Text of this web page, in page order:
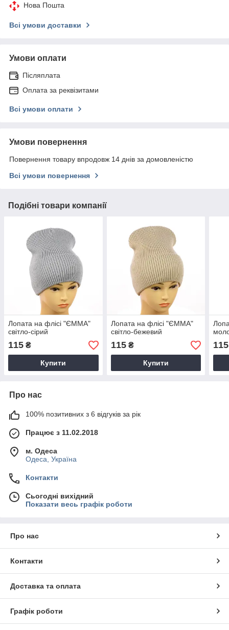
Нова Пошта
Всі умови доставки
Умови оплати
Післяплата
Оплата за реквізитами
Всі умови оплати
Умови повернення
Повернення товару впродовж 14 днів за домовленістю
Всі умови повернення
Подібні товари компанії
Лопата на флісі "ЄММА"
світло-сірий
115 ₴
Купити
Лопата на флісі "ЄММА"
світло-бежевий
115₴
Купити
115
Про нас
100% позитивних з 6 відгуків за рік
Працює з 11.02.2018
м. Одеса
Одеса, Україна
Контакти
Сьогодні вихідний
Показати весь графік роботи
Про нас
Контакти
Доставка та оплата
Графік роботи